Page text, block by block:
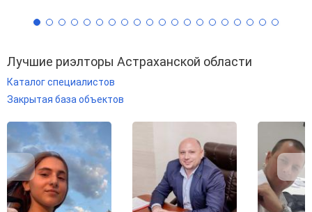
Лучшие риэлторы Астраханской области
Каталог специалистов
Закрытая база объектов